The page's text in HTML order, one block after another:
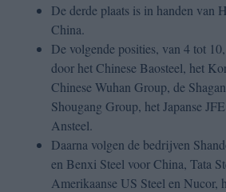
De derde plaats is in handen van
China.
De volgende posities, van 4 tot
door het Chinese Baosteel, het
Chinese Wuhan Group, de
Shougang Group, het Japanse
Ansteel.
Daarna volgen de bedrijven
en Benxi Steel voor China, Tata
Amerikaanse US Steel en Nucor,